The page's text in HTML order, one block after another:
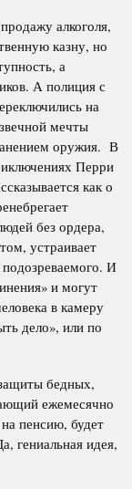
алкоголя,
казну, но
а
А полиция с
на
мечты
оружия. В
Перри
как о
без ордера,
устраивает
И
и могут
в камеру
дело», или по
бедных,
ежемесячно
пенсию, будет
гениальная идея,